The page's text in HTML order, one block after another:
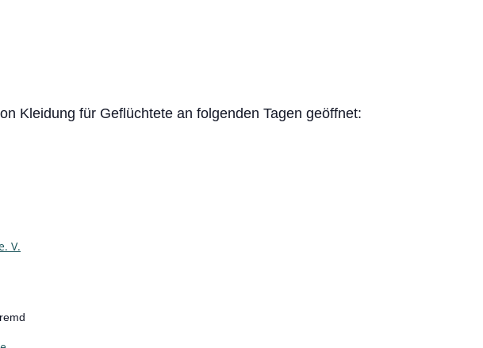
Kleidung für Geflüchtete an folgenden Tagen geöffnet:
V.